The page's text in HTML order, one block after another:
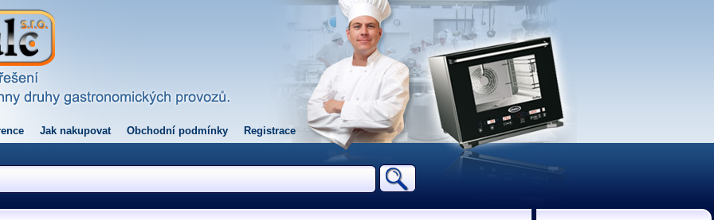
Jak nakupovat Obchodní podmínky Registrace